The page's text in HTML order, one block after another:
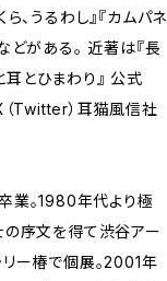
、うるわし』『カムパネ
どがある。 近著は『長
とひまわり』 公式
Twitter）耳猫風信社
業。1980年代より極
序文を得て渋谷アー
ー椿で個展。2001年